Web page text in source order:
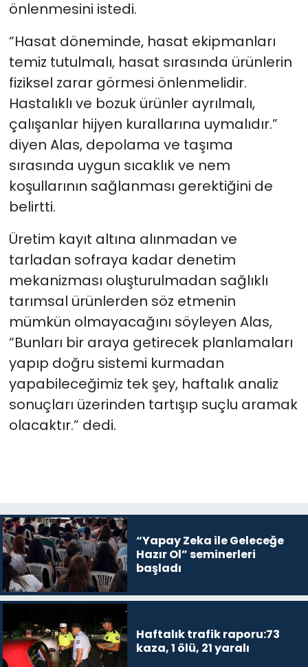
önlenmesini istedi.
“Hasat döneminde, hasat ekipmanları
temiz tutulmalı, hasat sırasında ürünlerin
fiziksel zarar görmesi önlenmelidir.
Hastalıklı ve bozuk ürünler ayrılmalı,
çalışanlar hijyen kurallarına uymalıdır.”
diyen Alas, depolama ve taşıma
sırasında uygun sıcaklık ve nem
koşullarının sağlanması gerektiğini de
belirtti.
Üretim kayıt altına alınmadan ve
tarladan sofraya kadar denetim
mekanizması oluşturulmadan sağlıklı
tarımsal ürünlerden söz etmenin
mümkün olmayacağını söyleyen Alas,
“Bunları bir araya getirecek planlamaları
yapıp doğru sistemi kurmadan
yapabileceğimiz tek şey, haftalık analiz
sonuçları üzerinden tartışıp suçlu aramak
olacaktır.” dedi.
“Yapay Zeka ile Geleceğe
Hazır Ol” seminerleri
başladı
Haftalık trafik raporu:73
kaza, 1 ölü, 21 yaralı